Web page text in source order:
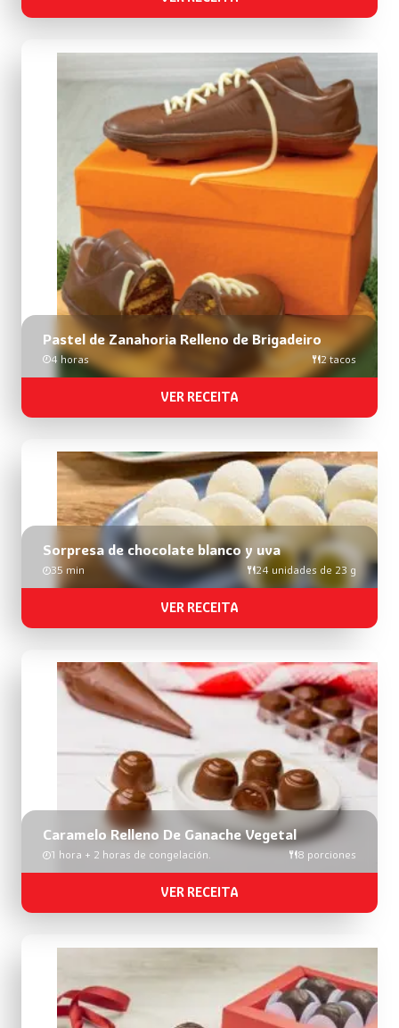
Pastel de Zanahoria Relleno de Brigadeiro
4 horas 2 tacos
VER RECEITA
Sorpresa de chocolate blanco y uva
35 min 24 unidades de 23 g
VER RECEITA
Caramelo Relleno De Ganache Vegetal
1 hora + 2 horas de congelación. 8 porciones
VER RECEITA